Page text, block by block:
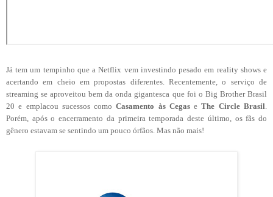
Já tem um tempinho que a Netflix vem investindo pesado em reality shows e
acertando em cheio em propostas diferentes. Recentemente, o serviço de
streaming se aproveitou bem da onda gigantesca que foi o Big Brother Brasil
20 e emplacou sucessos comoCasamento às CegaseThe Circle Brasil
Porém, após o encerramento da primeira temporada deste último, os fãs do
gênero estavam se sentindo um pouco órfãos. Mas não mais!